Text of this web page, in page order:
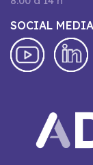
SOCIAL MEDIA